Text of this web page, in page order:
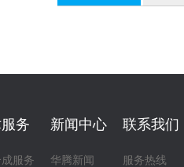
务
服务
新闻中心
华腾新闻
联系我们
服务热线